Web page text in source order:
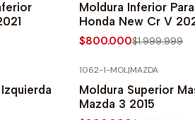
Moldura Inferior
Honda New Cr V
$800.000$1.999.999
1062-1-MOL|MAZDA
Moldura Superior
Mazda 3 2015